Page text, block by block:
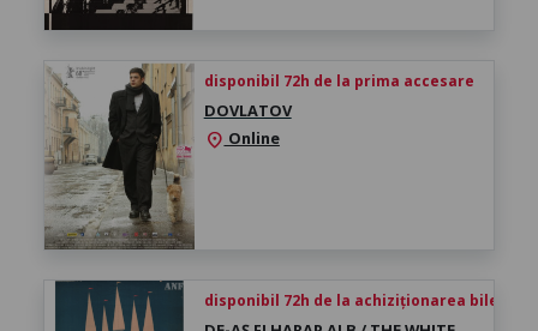
disponibil 72h de la prima accesare
DOVLATOV
location_on Online
disponibil 72h de la achiziționarea biletului